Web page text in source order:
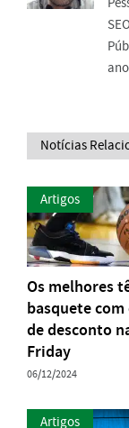
Notícias
Artigos
Os melhores
basquete
de desconto
Friday
06/12/2024
Artigos